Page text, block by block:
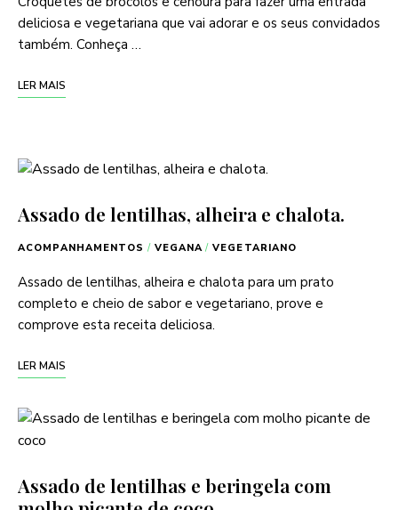
deliciosa e vegetariana que vai adorar e os seus convidados
também. Conheça …
LER MAIS
Assado de lentilhas, alheira e chalota.
ACOMPANHAMENTOS / VEGANA / VEGETARIANO
Assado de lentilhas, alheira e chalota para um prato
completo e cheio de sabor e vegetariano, prove e
comprove esta receita deliciosa.
LER MAIS
Assado de lentilhas e beringela com